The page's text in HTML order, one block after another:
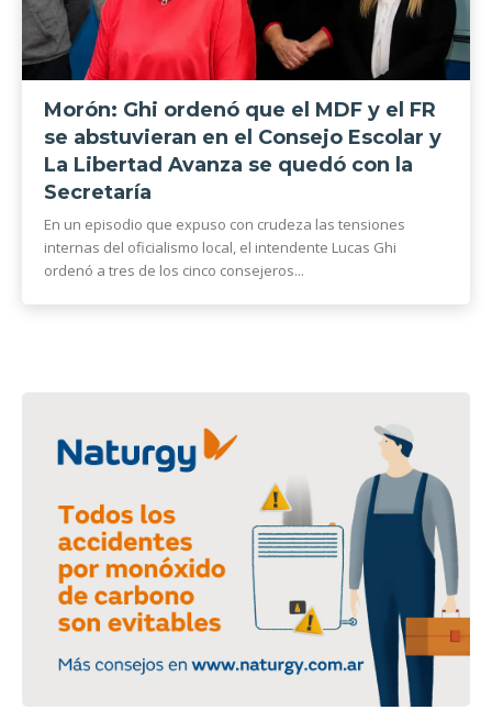
Morón: Ghi ordenó que el MDF y el FR
se abstuvieran en el Consejo Escolar y
La Libertad Avanza se quedó con la
Secretaría
En un episodio que expuso con crudeza las tensiones
internas del oficialismo local, el intendente Lucas Ghi
ordenó a tres de los cinco consejeros...